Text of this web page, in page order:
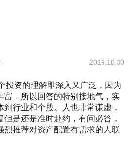
职于某知名跨国管理咨询公司金
资产管理公司，负责海外市场战
创业，为现任公司副总裁及创始
公司战略、指数类投资产品设
及项目管理。
保险机构进行扩张进入海外市场
2019.10.30
投资的理解即深入又广泛，因为
富，所以回答的特别接地气，实
行业和个股。人也非常谦虚，
是还是准时赴约，有问必答，
烈推荐对资产配置有需求的人联